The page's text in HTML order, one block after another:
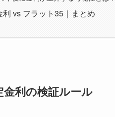
利 vs フラット35｜まとめ
利の検証ルール